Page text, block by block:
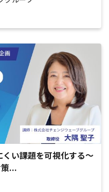
くい課題を可視化する～
...